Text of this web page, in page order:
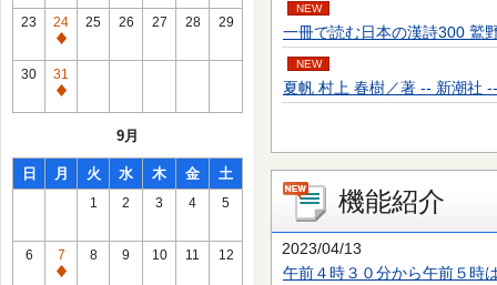
館
日
常
休
館
日
23
24
通
常
休
館
25 26 27 28 29
30
31
通
館
日
9月
日 月 火 水 木 金 土
1 2 3 4 5
6
7
通
8 9 10 11 12
NEW
一冊で読む日本の漢詩300 鷲
NEW
夏帆 村上 春樹／著 -- 新潮社
機能紹介
2023/04/13
午前４時３０分から午前５時